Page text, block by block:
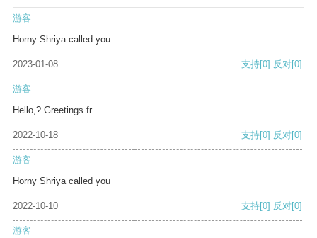
游客
Horny Shriya called you
2023-01-08 支持[0] 反对[0]
游客
Hello,? Greetings fr
2022-10-18 支持[0] 反对[0]
游客
Horny Shriya called you
2022-10-10 支持[0] 反对[0]
游客